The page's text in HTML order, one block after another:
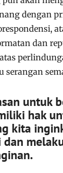
dengan
dan
serangan
untuk
hak
kita